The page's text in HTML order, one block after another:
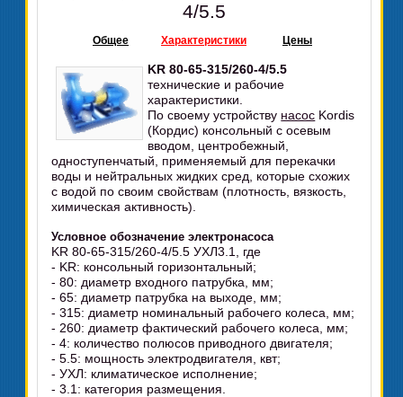
4/5.5
Общее Характеристики Цены
KR 80-65-315/260-4/5.5
технические и рабочие
характеристики.
По своему устройству насос Kordis
(Кордис) консольный с осевым
вводом, центробежный,
одноступенчатый, применяемый для перекачки
воды и нейтральных жидких сред, которые схожих
с водой по своим свойствам (плотность, вязкость,
химическая активность).
Условное обозначение электронасоса
KR 80-65-315/260-4/5.5 УХЛ3.1, где
- KR: консольный горизонтальный;
- 80: диаметр входного патрубка, мм;
- 65: диаметр патрубка на выходе, мм;
- 315: диаметр номинальный рабочего колеса, мм;
- 260: диаметр фактический рабочего колеса, мм;
- 4: количество полюсов приводного двигателя;
- 5.5: мощность электродвигателя, квт;
- УХЛ: климатическое исполнение;
- 3.1: категория размещения.